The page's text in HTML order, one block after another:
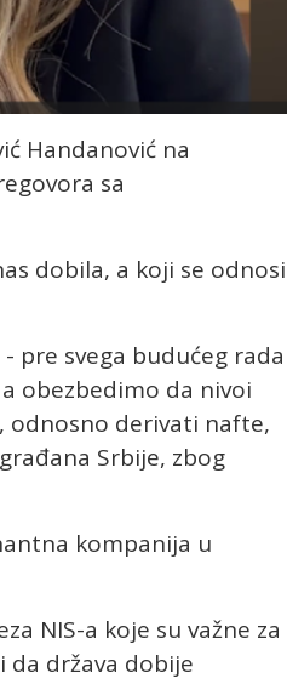
Handanović na
sa
dobila, a koji se odnosi
pre svega budućeg rada
obezbedimo da nivoi
odnosno derivati nafte,
Srbije, zbog
kompanija u
NIS-a koje su važne za
da država dobije